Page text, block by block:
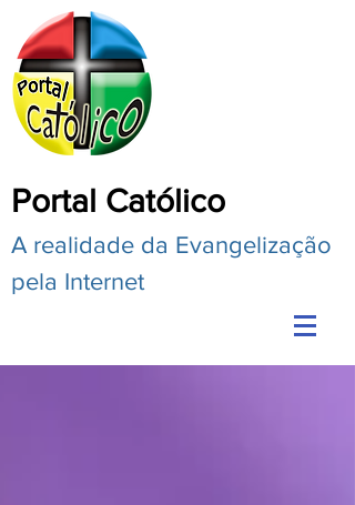
Portal Católico
A realidade da Evangelização
pela Internet